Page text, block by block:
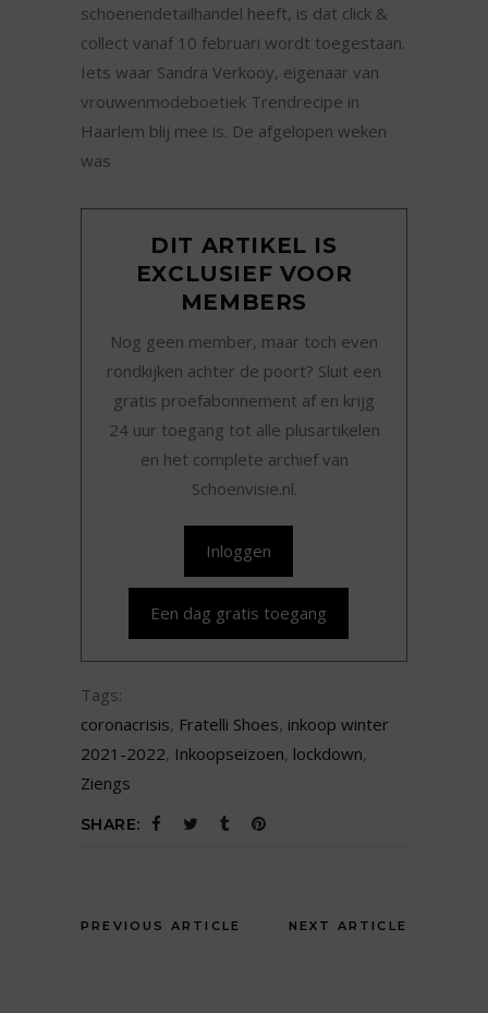
schoenendetailhandel heeft, is dat click &
collect vanaf 10 februari wordt toegestaan.
Iets waar Sandra Verkooy, eigenaar van
vrouwenmodeboetiek Trendrecipe in
Haarlem blij mee is. De afgelopen weken
was
DIT ARTIKEL IS
EXCLUSIEF VOOR
MEMBERS
Nog geen member, maar toch even
rondkijken achter de poort? Sluit een
gratis proefabonnement af en krijg
24 uur toegang tot alle plusartikelen
en het complete archief van
Schoenvisie.nl.
Inloggen
Een dag gratis toegang
Tags:
coronacrisis, Fratelli Shoes, inkoop winter
2021-2022, Inkoopseizoen, lockdown,
Ziengs
SHARE:
PREVIOUS ARTICLE NEXT ARTICLE